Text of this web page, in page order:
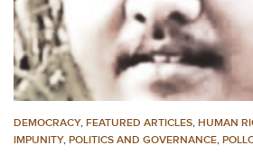
DEMOCRACY, FEATURED ARTICLES, HUMAN
IMPUNITY, POLITICS AND GOVERNANCE,